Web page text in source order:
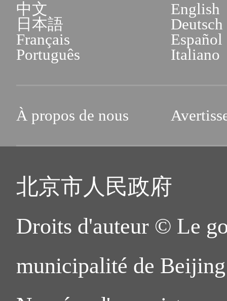
中文
English
日本語
Deutsch
Français
Español
Português
Italiano
À propos de nous
北京市人民政府
Droits d'auteur © Le
municipalité de